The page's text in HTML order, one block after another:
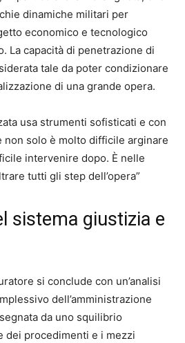
dinamiche militari per
economico e tecnologico
La capacità di penetrazione di
tale da poter condizionare
di una grande opera.
usa strumenti sofisticati e con
solo è molto difficile arginare
intervenire dopo. È nelle
tutti gli step dell’opera”
sistema giustizia e
si conclude con un’analisi
dell’amministrazione
da uno squilibrio
dei procedimenti e i mezzi